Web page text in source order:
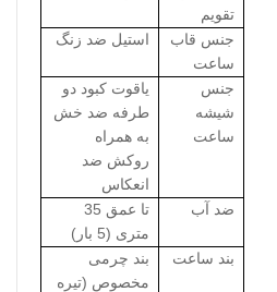
تقویم
جنس قاب
ساعت
استیل ضد زنگ
جنس
شیشه
ساعت
یاقوت کبود دو
طرفه ضد خش
به همراه
روکش ضد
انعکاس
ضد آب
تا عمق 35
متری (5 بار)
بند ساعت
بند چرمی
مخصوص (تیره